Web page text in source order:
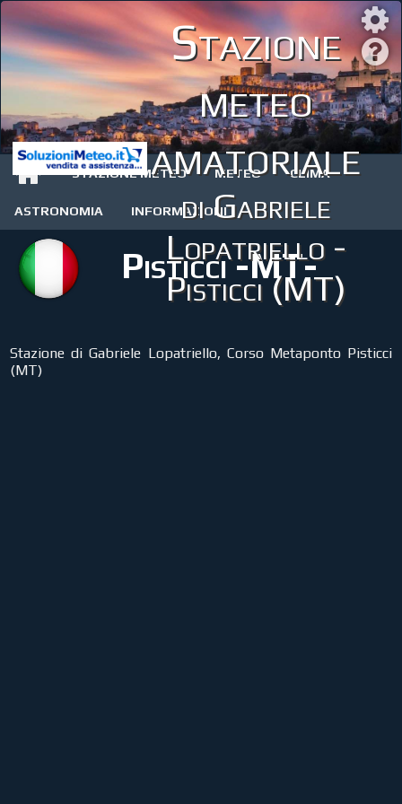
Stazione
meteo
amatoriale
di Gabriele
Lopatriello -
Pisticci (MT)
STAZIONE METEO METEO CLIMA
ASTRONOMIA INFORMAZIONI
Pisticci -MT-
Stazione di Gabriele Lopatriello, Corso Metaponto Pisticci
(MT)